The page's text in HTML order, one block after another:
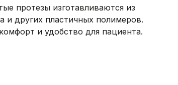
протезы изготавливаются из
и других пластичных полимеров.
и удобство для пациента.